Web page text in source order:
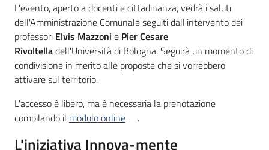
L'evento, aperto a docenti e cittadinanza, vedrà i saluti
dell'Amministrazione Comunale seguiti dall'intervento dei
professori Elvis Mazzoni e Pier Cesare
Rivoltelladell'Università di Bologna. Seguirà un momento di
condivisione in merito alle proposte che si vorrebbero
attivare sul territorio.
L'accesso è libero, ma è necessaria la prenotazione
compilando il modulo online .
L'iniziativa Innova-mente